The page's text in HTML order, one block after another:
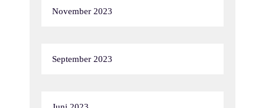
November 2023
September 2023